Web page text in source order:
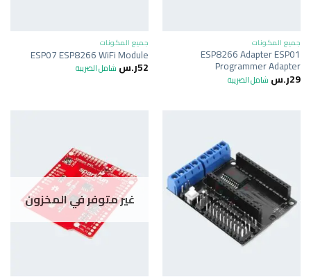
جميع المكونات
ESP8266 Adapter ESP01
Programmer Adapter
29ر.س شامل الضريبة
جميع المكونات
ESP07 ESP8266 WiFi Module
52ر.س شامل الضريبة
غير متوفر في المخزون